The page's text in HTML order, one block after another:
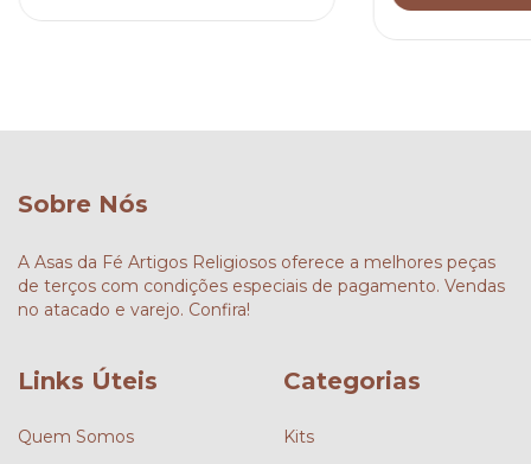
Sobre Nós
A Asas da Fé Artigos Religiosos oferece a melhores peças
de terços com condições especiais de pagamento. Vendas
no atacado e varejo. Confira!
Links Úteis
Quem Somos
Categorias
Kits